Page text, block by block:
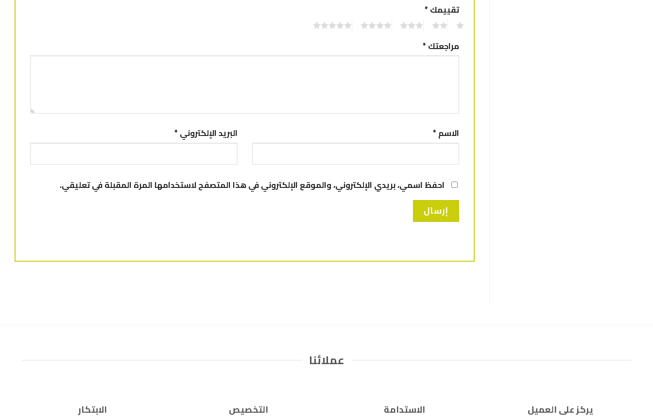
تقييمك*
مراجعتك*
الاسم* البريد الإلكتروني*
احفظ اسمي، بريدي الإلكتروني، والموقع الإلكتروني في هذا المتصفح لاستخدامها المرة المقبلة في تعليقي.
عملائنا
يركز على العميل
الاستدامة
التخصيص
الابتكار